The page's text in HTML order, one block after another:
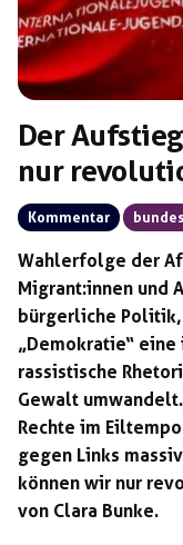
Der
nur
Kommentar
Wahlerfolge der
Migrant:innen und
bürgerliche
„Demokratie“
rassistische
Gewalt
Rechte im
gegen Links
können wir nur
von Clara Bunke.